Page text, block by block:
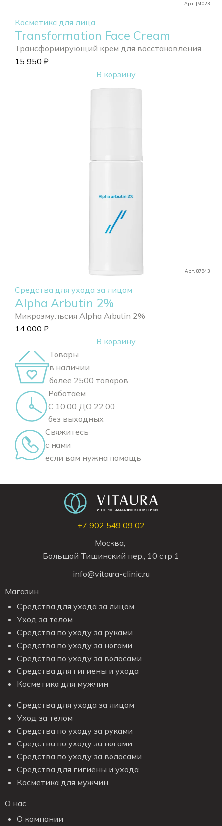
Арт. JM023
Косметика для лица
Transformation Face Cream
Трансформирующий крем для восстановления...
15 950 ₽
В корзину
Арт. 87943
Средства для ухода за лицом
Alpha Arbutin 2%
Микроэмульсия Alpha Arbutin 2%
14 000 ₽
В корзину
Товары
в наличии
более 2500 товаров
Работаем
С 10.00 ДО 22.00
без выходных
Свяжитесь
с нами
если вам нужна помощь
+7 902 549 09 02
Москва,
Большой Тишинский пер., 10 стр 1
info@vitaura-clinic.ru
Магазин
Средства для ухода за лицом
Уход за телом
Средства по уходу за руками
Средства по уходу за ногами
Средства по уходу за волосами
Средства для гигиены и ухода
Косметика для мужчин
Средства для ухода за лицом
Уход за телом
Средства по уходу за руками
Средства по уходу за ногами
Средства по уходу за волосами
Средства для гигиены и ухода
Косметика для мужчин
О нас
О компании